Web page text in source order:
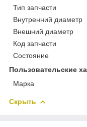
Тип запчасти
Внутренний диаметр
Внешний диаметр
Код запчасти
Состояние
Пользовательские
Марка
Скрыть